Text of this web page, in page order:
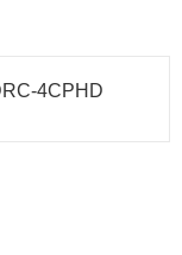
4CPHD